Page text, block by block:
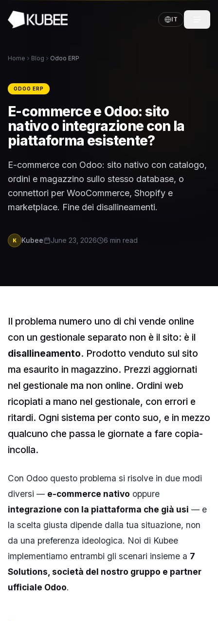
IT
Home Blog Odoo ERP
ODOO ERP
E-commerce e Odoo: sito
nativo o integrazione con la
piattaforma esistente?
E-commerce con Odoo: sito nativo con catalogo,
ordini e magazzino sullo stesso database, o
connettori per WooCommerce, Shopify e
marketplace. Fine dei disallineamenti.
K Kubee June 23, 2026 6 min read
Il problema numero uno di chi vende online
con un gestionale separato non è il sito: è il
disallineamento. Prodotto venduto sul sito
ma esaurito in magazzino. Prezzi aggiornati
nel gestionale ma non online. Ordini web
ricopiati a mano nel gestionale, con errori e
ritardi. Ogni sistema per conto suo, e in mezzo
qualcuno che passa le giornate a fare copia-
incolla.
Con Odoo questo problema si risolve in due modi
diversi — e-commerce nativo oppure
integrazione con la piattaforma che già usi — e
la scelta giusta dipende dalla tua situazione, non
da una preferenza ideologica. Noi di Kubee
implementiamo entrambi gli scenari insieme a 7
Solutions, società del nostro gruppo e partner
ufficiale Odoo.